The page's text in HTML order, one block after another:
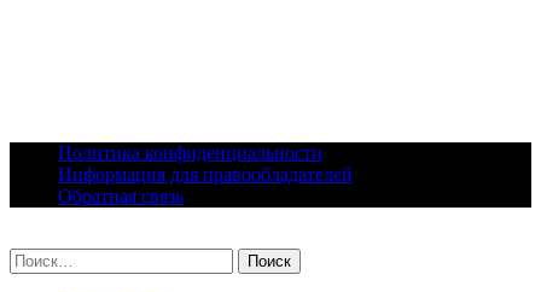
content
Политика конфиденциальности
Информация для правообладателей
Обратная связь
Найти: